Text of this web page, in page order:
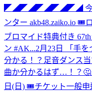
◤◢◤◢◤◢◤◢◤◢ 今夜のあ
ンター akb48.zaiko.io 🎟
ブロマイド特典付き
ン #AK...2月23日 「手を
分かる！？足音ダンス
曲か分かるはず…！？🤔
日(日) 🎟️チケット一般申